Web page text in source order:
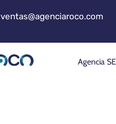
ventas@agenciaroco.com
Agencia